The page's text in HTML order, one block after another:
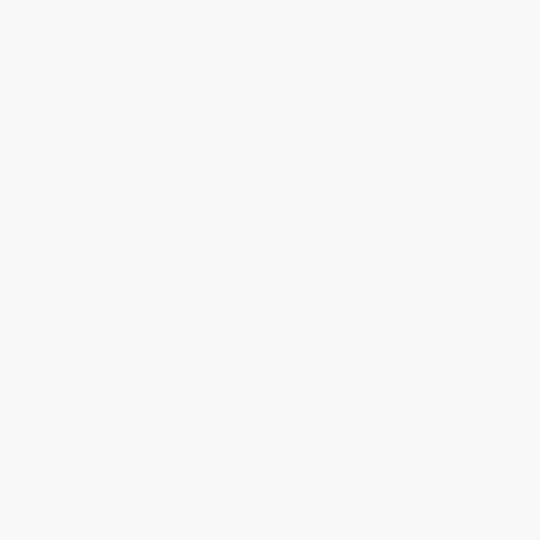
milionu Čechů ve věku 15+. Aspoň jednou týdně sledovalo televizi
sledují velmi intenzivně. I v době rostoucí fragmentace
průběhu celého týdne. Zatímco ve střední a východní Evropě
výrazně méně času.
5,4 milionu Čechů ve věku 15+
a důvěryhodného obsahu,“
3 hodiny a 30 minut denně. „
neděle, kdy diváci sledují televizi déle než čtyři hodiny.